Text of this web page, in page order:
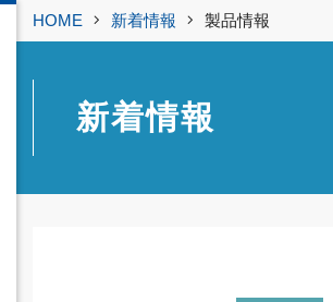
HOME 新着情報 製品情報
新着情報